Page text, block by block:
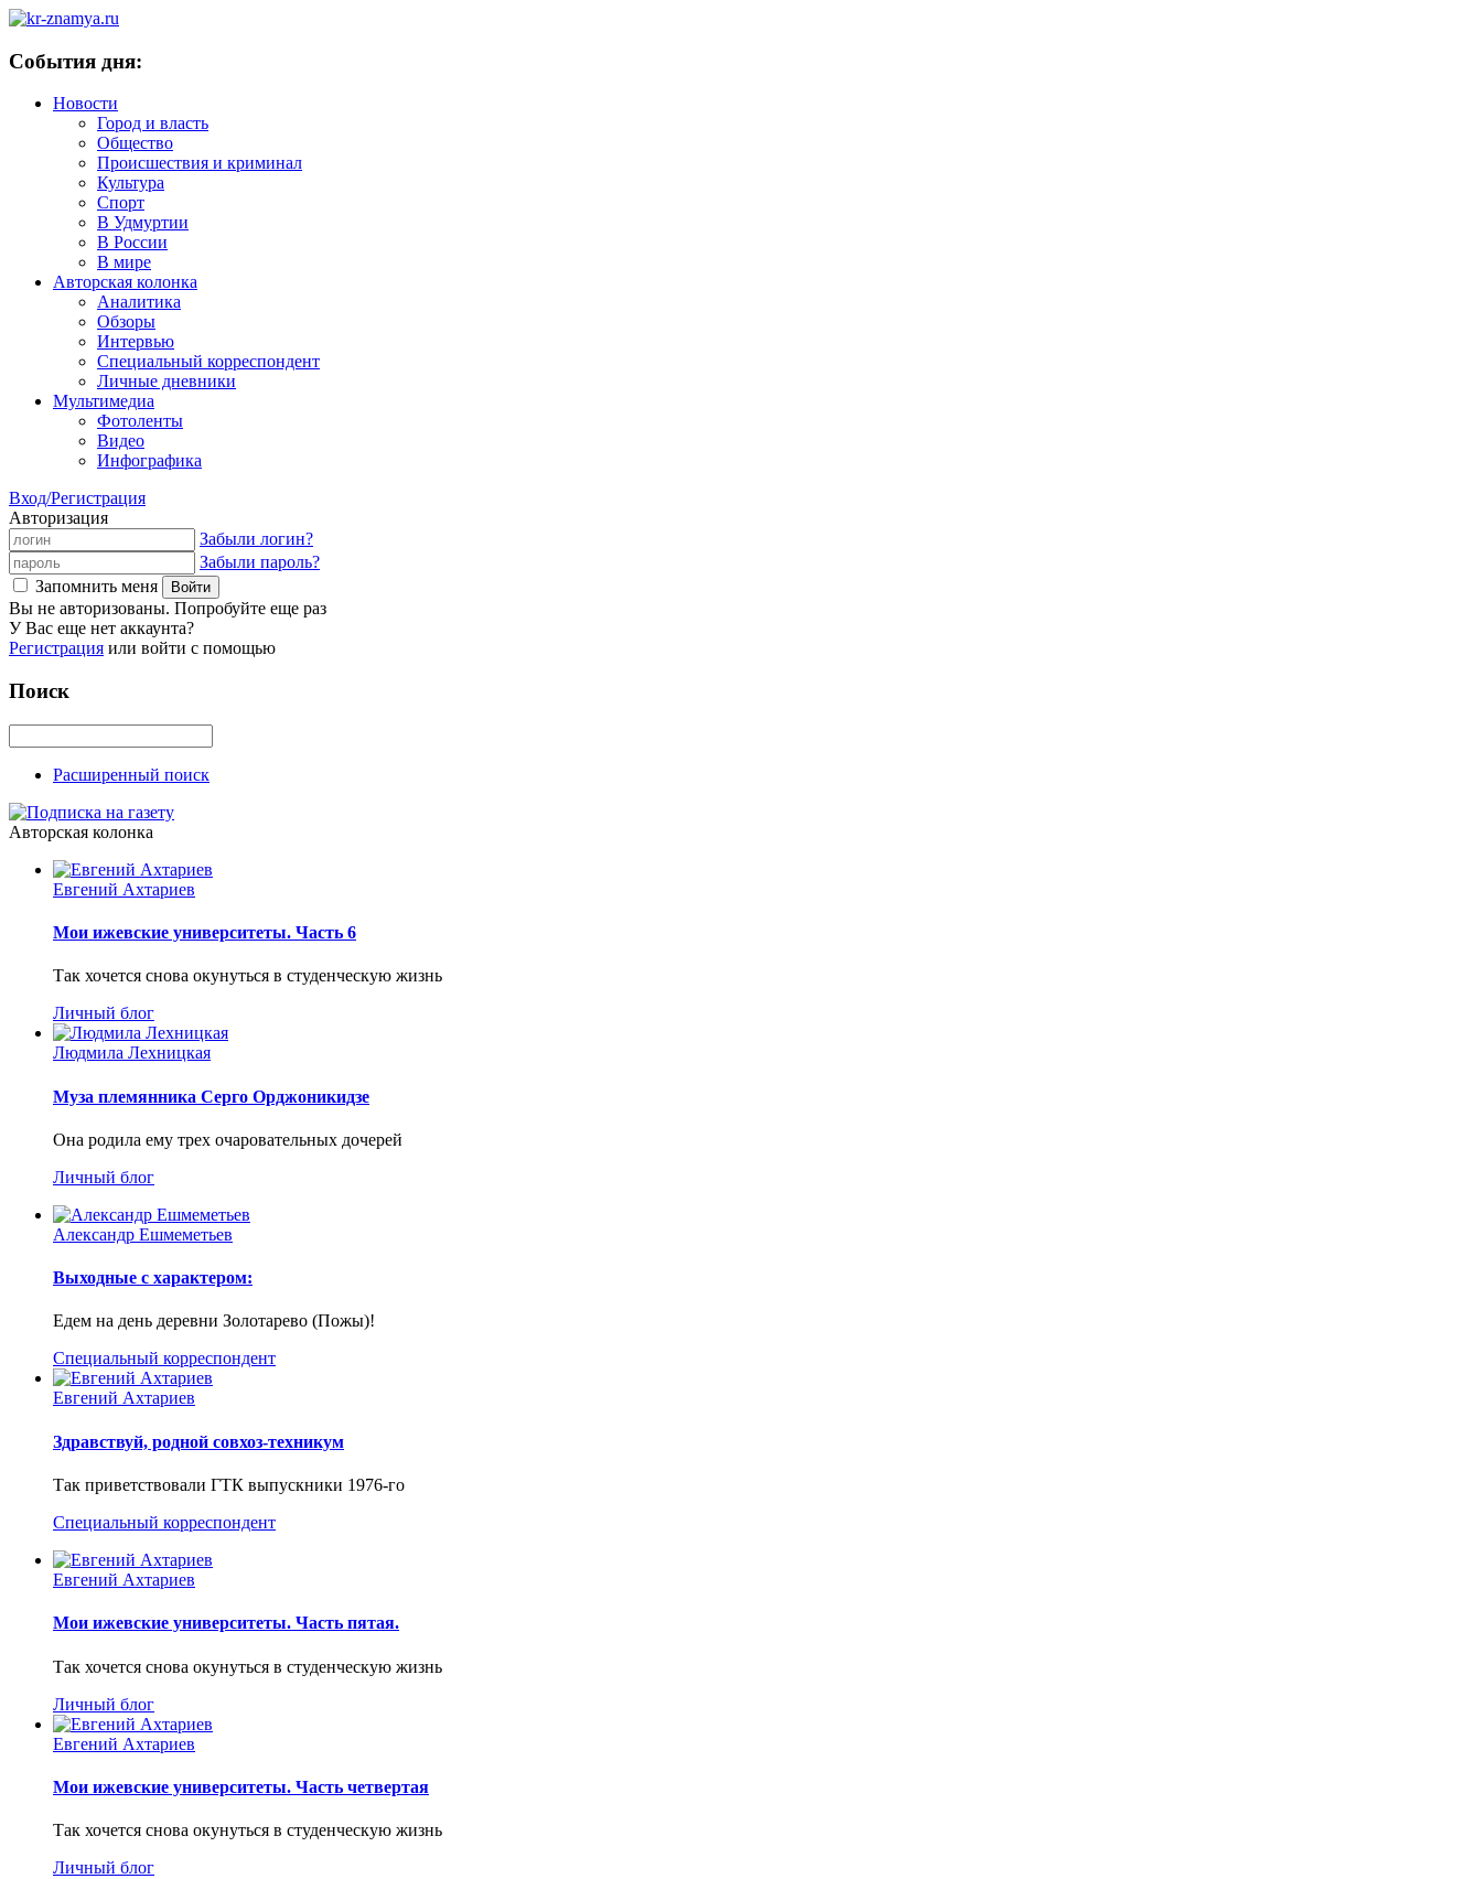
События дня:
Новости
Город и власть
Общество
Происшествия и криминал
Культура
Спорт
В Удмуртии
В России
В мире
Авторская колонка
Аналитика
Обзоры
Интервью
Специальный корреспондент
Личные дневники
Мультимедиа
Фотоленты
Видео
Инфографика
Вход/Регистрация
Авторизация
Забыли логин?
Забыли пароль?
Запомнить меня
Вы не авторизованы. Попробуйте еще раз
У Вас еще нет аккаунта?
Регистрация или войти с помощью
Поиск
Расширенный поиск
Авторская колонка
Евгений Ахтариев
Мои ижевские университеты. Часть 6
Так хочется снова окунуться в студенческую жизнь
Личный блог
Людмила Лехницкая
Муза племянника Серго Орджоникидзе
Она родила ему трех очаровательных дочерей
Личный блог
Александр Ешмеметьев
Выходные с характером:
Едем на день деревни Золотарево (Пожы)!
Специальный корреспондент
Евгений Ахтариев
Здравствуй, родной совхоз-техникум
Так приветствовали ГТК выпускники 1976-го
Специальный корреспондент
Евгений Ахтариев
Мои ижевские университеты. Часть пятая.
Так хочется снова окунуться в студенческую жизнь
Личный блог
Евгений Ахтариев
Мои ижевские университеты. Часть четвертая
Так хочется снова окунуться в студенческую жизнь
Личный блог